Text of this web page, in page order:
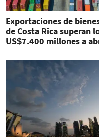
Exportaciones de
de Costa Rica superan
US$7.400 millones a